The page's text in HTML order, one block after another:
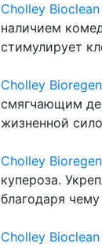
Cholley
наличием
стимулирует
Cholley
смягчающим
жизненной
Cholley
купероза.
благодаря
Cholley